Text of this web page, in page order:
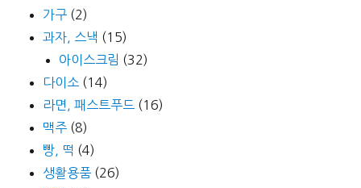
가구 (2)
과자, 스낵 (15)
아이스크림 (32)
다이소 (14)
라면, 패스트푸드 (16)
맥주 (8)
빵, 떡 (4)
생활용품 (26)